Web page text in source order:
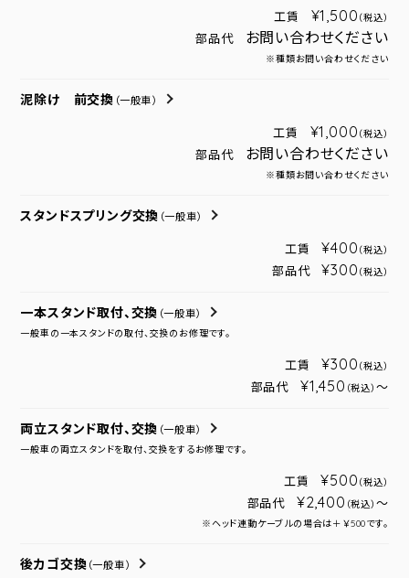
工賃 ¥1,500 （税込）
部品代 お問い合わせください
※種類お問い合わせください
泥除け 前交換 （一般車）
工賃 ¥1,000 （税込）
部品代 お問い合わせください
※種類お問い合わせください
スタンドスプリング交換 （一般車）
工賃 ¥400 （税込）
部品代 ¥300 （税込）
一本スタンド取付、交換 （一般車）
一般車の一本スタンドの取付、交換のお修理です。
工賃 ¥300 （税込）
部品代 ¥1,450 （税込） ～
両立スタンド取付、交換 （一般車）
一般車の両立スタンドを取付、交換をするお修理です。
工賃 ¥500 （税込）
部品代 ¥2,400 （税込） ～
※ヘッド連動ケーブルの場合は＋￥500です。
後カゴ交換 （一般車）